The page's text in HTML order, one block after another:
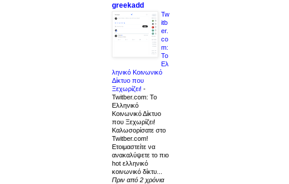
greekadd
Tw
itb
er.
co
m:
Το
Ελ
ληνικό Κοινωνικό
Δίκτυο που
Ξεχωρίζει! -
Twitber.com: Το
Ελληνικό
Κοινωνικό Δίκτυο
που Ξεχωρίζει!
Καλωσορίσατε στο
Twitber.com!
Ετοιμαστείτε να
ανακαλύψετε το πιο
hot ελληνικό
κοινωνικό δίκτυ...
Πριν από 2 χρόνια